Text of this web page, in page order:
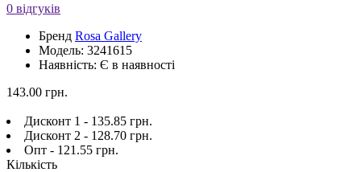
0 відгуків
Бренд Rosa Gallery
Модель: 3241615
Наявність: Є в наявності
143.00 грн.
Дисконт 1 - 135.85 грн.
Дисконт 2 - 128.70 грн.
Опт - 121.55 грн.
Кількість